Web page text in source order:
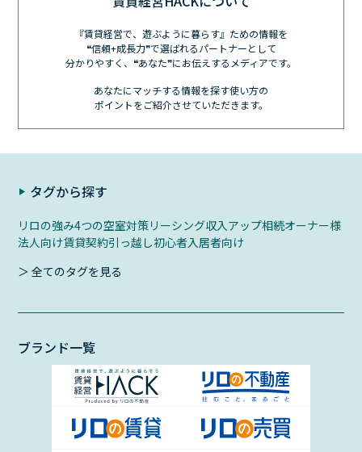
『賃貸経営で、遊ぶように暮らす』ための情報を
❝信頼+成長力❞で選ばれるパートナーとして
分かりやすく、❝あなた❞にお伝えするメディアです。
あなたにマッチする情報を探す使い方の
ポイントをご紹介させていただきます。
タグから探す
リロの強み4つの空室対策リーシング収入アップ相続オーナー様
法人向け賃貸契約引っ越し初心者入居者向け
＞ 全てのタグを見る
ブランド一覧